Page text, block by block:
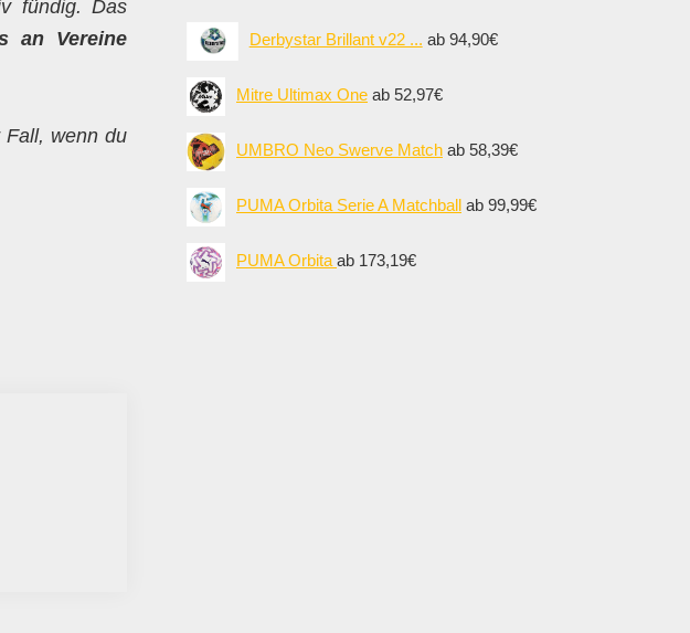
fündig. Das
an Vereine
Fall, wenn du
Derbystar Brillant v22 ... ab 94,90€
Mitre Ultimax One ab 52,97€
UMBRO Neo Swerve Match ab 58,39€
PUMA Orbita Serie A Matchball ab 99,99€
PUMA Orbita ab 173,19€